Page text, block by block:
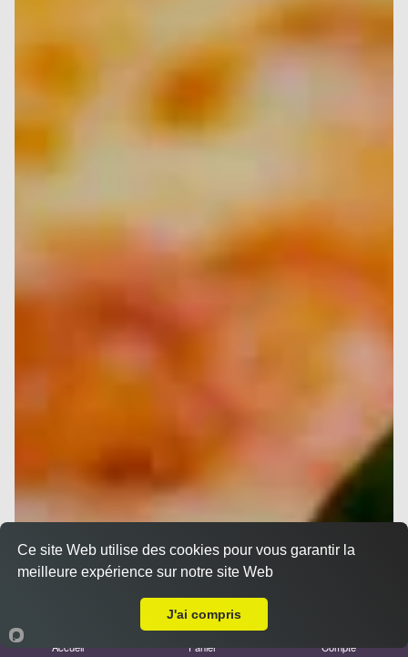
Accueil Panier Compte
Ce site Web utilise des cookies pour vous garantir la
meilleure expérience sur notre site Web
J'ai compris